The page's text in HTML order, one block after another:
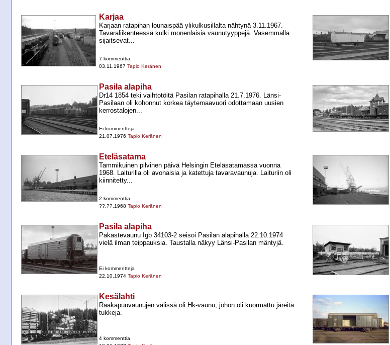
Karjaa
Karjaan ratapihan lounaispää ylikulkusillalta nähtynä 3.11.1967.
Tavaraliikenteessä kulki monenlaisia vaunutyyppejä. Vasemmalla
sijaitsevat...
7 kommenttia
03.11.1967 Tapio Keränen
Pasila alapiha
Dr14 1854 teki vaihtotöitä Pasilan ratapihalla 21.7.1976. Länsi-​
Pasilaan oli kohonnut korkea täytemaavuori odottamaan uusien
kerrostalojen...
Ei kommentteja
21.07.1976 Tapio Keränen
Eteläsatama
Tammikuinen pilvinen päivä Helsingin Eteläsatamassa vuonna
1968. Laiturilla oli avonaisia ja katettuja tavaravaunuja. Laituriin oli
kiinnitetty...
2 kommenttia
??.??.1968 Tapio Keränen
Pasila alapiha
Pakastevaunu Igb 34103-​2 seisoi Pasilan alapihalla 22.10.1974
vielä ilman teippauksia. Taustalla näkyy Länsi-​Pasilan mäntyjä.
Ei kommentteja
22.10.1974 Tapio Keränen
Kesälahti
Raakapuuvaunujen välissä oli Hk-​vaunu, johon oli kuormattu järeitä
tukkeja.
4 kommenttia